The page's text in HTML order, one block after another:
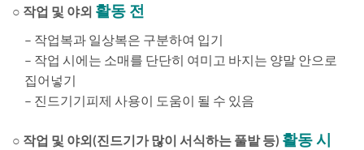
○ 작업 및 야외 활동 전
– 작업복과 일상복은 구분하여 입기
– 작업 시에는 소매를 단단히 여미고 바지는 양말 안으로
집어넣기
– 진드기기피제 사용이 도움이 될 수 있음
○ 작업 및 야외(진드기가 많이 서식하는 풀밭 등) 활동 시